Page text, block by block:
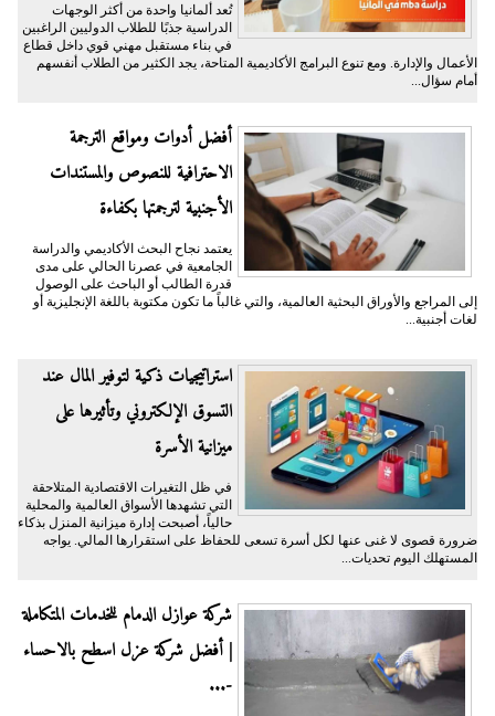
تُعد ألمانيا واحدة من أكثر الوجهات
الدراسية جذبًا للطلاب الدوليين الراغبين
في بناء مستقبل مهني قوي داخل قطاع
الأعمال والإدارة. ومع تنوع البرامج الأكاديمية المتاحة، يجد الكثير من الطلاب أنفسهم
أمام سؤال...
أفضل أدوات ومواقع الترجمة
الاحترافية للنصوص والمستندات
الأجنبية لترجمتها بكفاءة
يعتمد نجاح البحث الأكاديمي والدراسة
الجامعية في عصرنا الحالي على مدى
قدرة الطالب أو الباحث على الوصول
إلى المراجع والأوراق البحثية العالمية، والتي غالباً ما تكون مكتوبة باللغة الإنجليزية أو
لغات أجنبية...
​استراتيجيات ذكية لتوفير المال عند
التسوق الإلكتروني وتأثيرها على
ميزانية الأسرة
​في ظل التغيرات الاقتصادية المتلاحقة
التي تشهدها الأسواق العالمية والمحلية
حالياً، أصبحت إدارة ميزانية المنزل بذكاء
ضرورة قصوى لا غنى عنها لكل أسرة تسعى للحفاظ على استقرارها المالي. يواجه
المستهلك اليوم تحديات...
شركة عوازل الدمام للخدمات المتكاملة
| أفضل شركة عزل اسطح بالاحساء
-...